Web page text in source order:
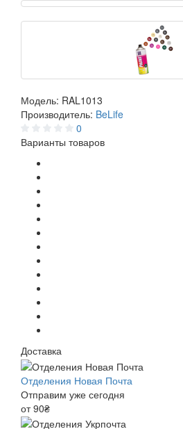
Модель: RAL1013
Производитель: BeLife
0
Варианты товаров
Доставка
Отделения Новая Почта
Отправим уже сегодня
от 90₴